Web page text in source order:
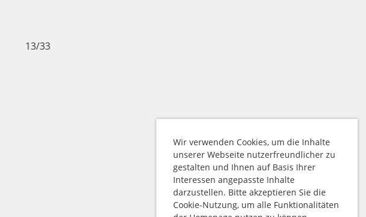
Wir verwenden Cookies, um die Inhalte
unserer Webseite nutzerfreundlicher zu
gestalten und Ihnen auf Basis Ihrer
Interessen angepasste Inhalte
darzustellen. Bitte akzeptieren Sie die
Cookie-Nutzung, um alle Funktionalitäten